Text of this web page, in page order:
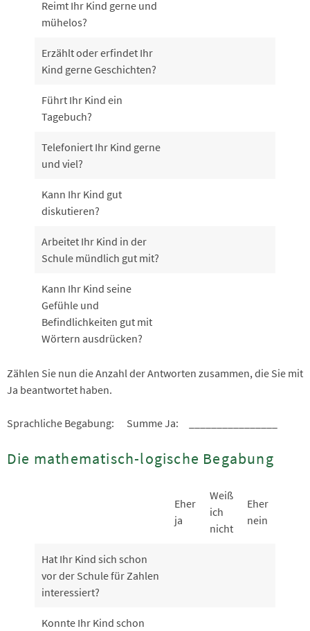
Reimt Ihr Kind gerne und
mühelos?
Erzählt oder erfindet Ihr
Kind gerne Geschichten?
Führt Ihr Kind ein
Tagebuch?
Telefoniert Ihr Kind gerne
und viel?
Kann Ihr Kind gut
diskutieren?
Arbeitet Ihr Kind in der
Schule mündlich gut mit?
Kann Ihr Kind seine
Gefühle und
Befindlichkeiten gut mit
Wörtern ausdrücken?
Zählen Sie nun die Anzahl der Antworten zusammen, die Sie mit
Ja beantwortet haben.
Sprachliche Begabung: Summe Ja: ________________
Die mathematisch-logische Begabung
Eher
ja
Weiß
ich
nicht
Eher
nein
Hat Ihr Kind sich schon
vor der Schule für Zahlen
interessiert?
Konnte Ihr Kind schon